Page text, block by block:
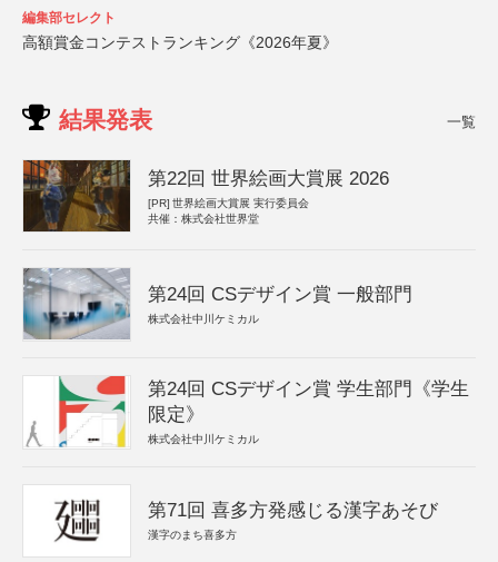
編集部セレクト
高額賞金コンテストランキング《2026年夏》
結果発表 一覧
第22回 世界絵画大賞展 2026
[PR] 世界絵画大賞展 実行委員会
共催：株式会社世界堂
第24回 CSデザイン賞 一般部門
株式会社中川ケミカル
第24回 CSデザイン賞 学生部門《学生
限定》
株式会社中川ケミカル
第71回 喜多方発感じる漢字あそび
漢字のまち喜多方